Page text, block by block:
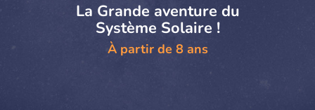
La Grande aventure du
Système Solaire !
À partir de 8 ans